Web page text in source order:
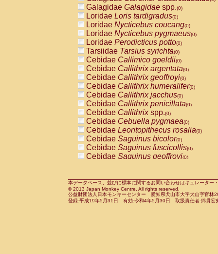
AtelidaeAtelesspp.(0)
Atelidae Lagothrix lagothricha
AtelidaeLagothrix lagothricha cana
PitheciidaeCacajao calvus
PitheciidaeCallicebus cupreus
PitheciidaeCallicebus donacophilus
PitheciidaeCallicebus moloch
PitheciidaeCallicebus torquatus
PitheciidaeCallicebusspp.(0)
PitheciidaeChiropotes satanas(0)
PitheciidaePithecia monachus
PitheciidaePithecia pithecia(0)
CercopithecidaeCercocebus agilis
CercopithecidaeCercocebus
CercopithecidaeCercocebus
CercopithecidaeCercocebus
CercopithecidaeCercocebus
CercopithecidaeCercocebushybrid
CercopithecidaePapio anubis(0)
CercopithecidaePapio cynocephalus
CercopithecidaePapio hamadryas(0)
Galagidae Galagidae spp.(0)
Loridae Loris tardigradus(0)
Loridae Nycticebus coucang(0)
Loridae Nycticebus pygmaeus(0)
Loridae Perodicticus potto(0)
Tarsiidae Tarsius syrichta(0)
Cebidae Callimico goeldii(0)
Cebidae Callithrix argentata(0)
Cebidae Callithrix geoffroyi(0)
Cebidae Callithrix humeralifer(0)
Cebidae Callithrix jacchus(0)
Cebidae Callithrix penicillata(0)
Cebidae Callithrixspp.(0)
Cebidae Cebuella pygmaea(0)
Cebidae Leontopithecus rosalia(0)
Cebidae Saguinus bicolor(0)
Cebidae Saguinus fuscicollis(0)
Cebidae Saguinus geoffroyi(0)
CebidaeSaguinus leucopus(0)
CebidaeSaguinus midas(0)
Cebidae Saguinus mystax(0)
本データベース、並びに標本に関するお問い合わせはキュレータ
© 2013 Japan Monkey Centre. All rights reserved.
公益財団法人日本モンキーセンター 愛知県犬山市大字犬山字官
登録:平成19年5月31日 有効:令和4年5月30日 取扱責任者:綿貫宏